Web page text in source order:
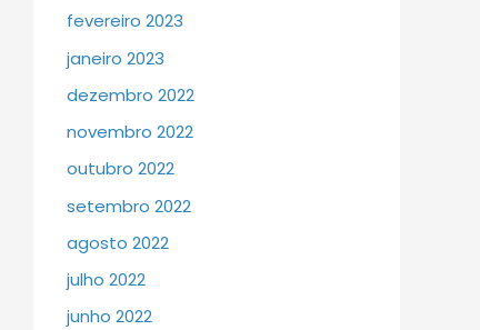
fevereiro 2023
janeiro 2023
dezembro 2022
novembro 2022
outubro 2022
setembro 2022
agosto 2022
julho 2022
junho 2022